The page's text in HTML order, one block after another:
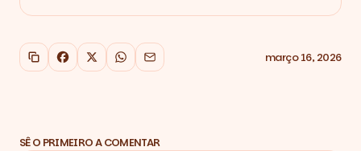
Copiar link
Facebook
X WhatsApp
Email março 16, 2026
SÊ O PRIMEIRO A COMENTAR